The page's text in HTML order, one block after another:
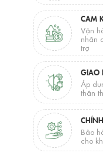
CAM
Vận
nhân
trợ
GIAO
Áp
thân
Bảo
cho